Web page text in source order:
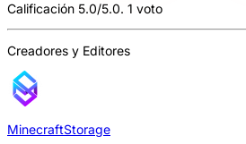
Calificación 5.0/5.0. 1 voto
Creadores y Editores
MinecraftStorage